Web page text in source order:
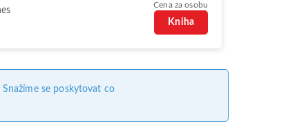
Cena za osobu
Kniha
se poskytovat co